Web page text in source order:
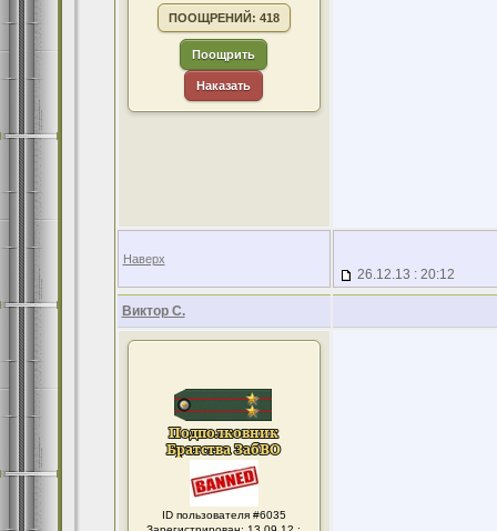
ПООЩРЕНИЙ: 418
Поощрить
Наказать
Наверх
26.12.13 : 20:12
Виктор С.
ID пользователя #6035